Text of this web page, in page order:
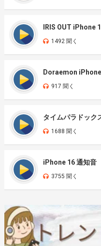
IRIS OUT iPhone
1492 聞く
Doraemon iPhone
917 聞く
タイムパラドック
1688 聞く
iPhone 16 通知音
3755 聞く